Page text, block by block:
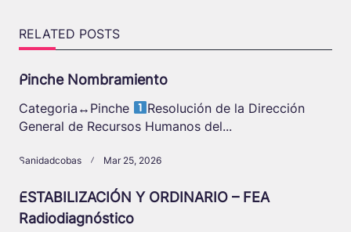
RELATED POSTS
Pinche Nombramiento
Categoria ↔️ Pinche
Resolución de la Dirección
General de Recursos Humanos del...
Sanidadcobas Mar 25, 2026
ESTABILIZACIÓN Y ORDINARIO – FEA
Radiodiagnóstico